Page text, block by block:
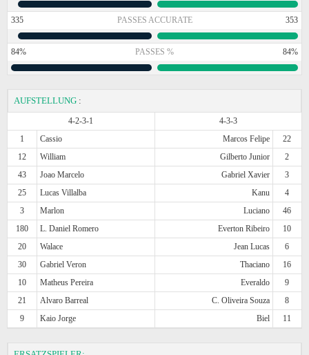
335 PASSES ACCURATE 353
84% PASSES % 84%
AUFSTELLUNG :
4-2-3-1
4-3-3
1
Cassio Marcos Felipe
22
12
William Gilberto Junior
2
43
Joao Marcelo Gabriel Xavier
3
25
Lucas Villalba Kanu
4
3
Marlon Luciano
46
180
L. Daniel Romero Everton Ribeiro
10
20
Walace Jean Lucas
6
30
Gabriel Veron Thaciano
16
10
Matheus Pereira Everaldo
9
21
Alvaro Barreal C. Oliveira Souza
8
9
Kaio Jorge Biel 11